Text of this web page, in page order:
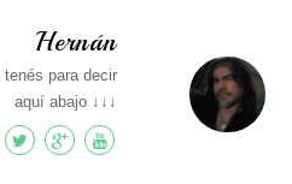
Hernán
para decir
aquí abajo ↓↓↓